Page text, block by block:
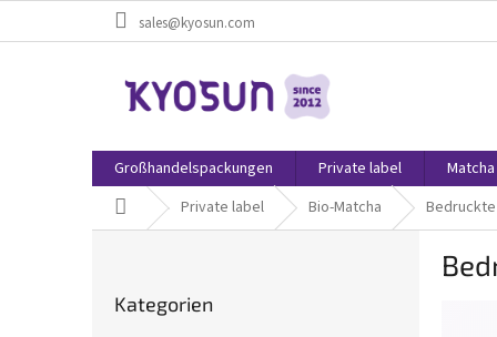
sales@kyosun.com
Großhandelspackungen Private label
StartseitePrivate label Bio-Matcha
überspringen
Kategorien